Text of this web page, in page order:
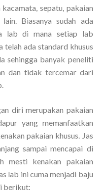
sepatu, pakaian
Biasanya sudah ada
lab di mana setiap lab
telah ada standard khusus
sehingga banyak peneliti
dan tidak tercemar dari
diri merupakan pakaian
yang memanfaatkan
pakaian khusus. Jas
sampai mencapai di
mesti kenakan pakaian
lab ini cuma menjadi baju
berikut: